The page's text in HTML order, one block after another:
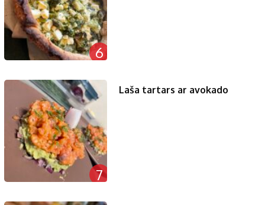
6
7
Laša tartars ar avokado